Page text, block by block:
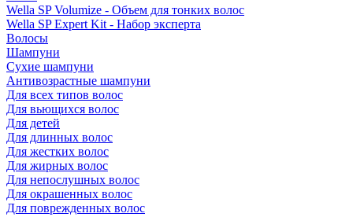
Wella SP Volumize - Объем для тонких волос
Wella SP Expert Kit - Набор эксперта
Волосы
Шампуни
Сухие шампуни
Антивозрастные шампуни
Для всех типов волос
Для вьющихся волос
Для детей
Для длинных волос
Для жестких волос
Для жирных волос
Для непослушных волос
Для окрашенных волос
Для поврежденных волос